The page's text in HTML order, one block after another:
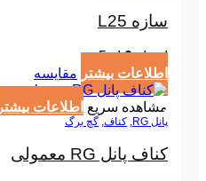
سازه L25
امتیاز0از 5
اطلاعات بیشتر مقایسه
مشاهده سریع اطلاعات بیشتر
پانل RG , کناف, گچ برگ
کناف پانل RG معمولی